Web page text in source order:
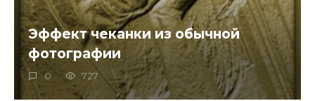
Эффект чеканки из обычной
фотографии
0 727